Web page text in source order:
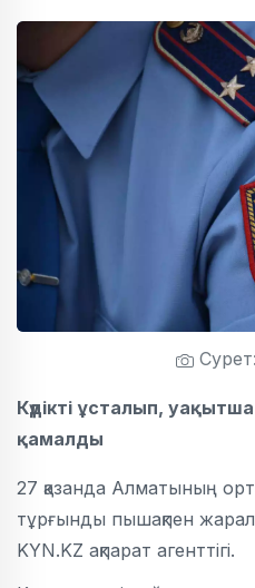
Күдікті ұсталып,
қамалды
27 қазанда Алматының
тұрғынды пышақпен
KYN.KZ ақпарат агенттігі.